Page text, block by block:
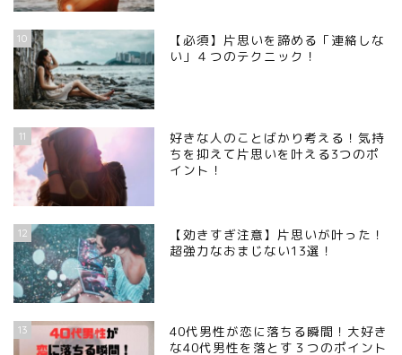
10
【必須】片思いを諦める「連絡しな
い」４つのテクニック！
11
好きな人のことばかり考える！気持
ちを抑えて片思いを叶える3つのポ
イント！
12
【効きすぎ注意】片思いが叶った！
超強力なおまじない13選！
13
40代男性が恋に落ちる瞬間！大好き
な40代男性を落とす３つのポイント